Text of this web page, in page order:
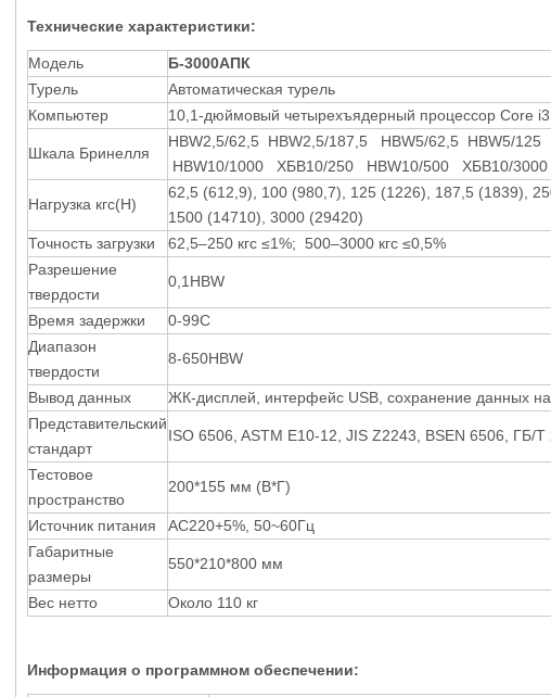
Технические характеристики:
Модель Б-3000AПК
Турель
Автоматическая турель
Компьютер
10,1-дюймовый четырехъядерный процессор Core
Шкала Бринелля
HBW2,5/62,5 HBW2,5/187,5 HBW5/62,5 HBW5/
HBW10/1000 ХБВ10/250 HBW10/500 ХБВ10/3000
Нагрузка кгс(Н)
62,5 (612,9), 100 (980,7), 125 (1226), 187,5 (1839),
1500 (14710), 3000 (29420)
Точность загрузки
62,5–250 кгс ≤1%; 500–3000 кгс ≤0,5%
Разрешение
твердости
0,1HBW
Время задержки
0-99С
Диапазон
твердости
8-650HBW
Вывод данных
ЖК-дисплей, интерфейс USB, сохранение данных
Представительский
стандарт
ISO 6506, ASTM E10-12, JIS Z2243, BSEN 6506, ГБ/Т
Тестовое
пространство
200*155 мм (В*Г)
Источник питания
AC220+5%, 50~60Гц
Габаритные
размеры
550*210*800 мм
Вес нетто Около 110 кг
Информация о программном обеспечении: